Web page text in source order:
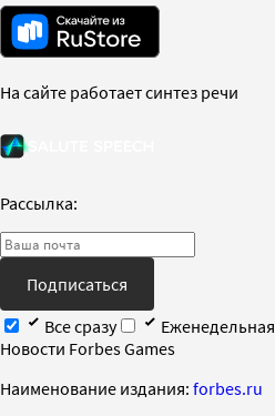
На сайте работает синтез речи
Рассылка:
Подписаться
Все сразу
Еженедельная
Новости Forbes Games
Наименование издания: forbes.ru